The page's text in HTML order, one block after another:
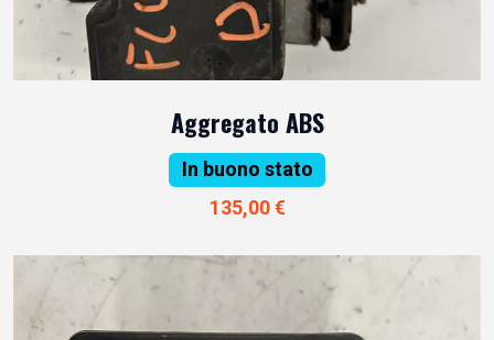
Aggregato ABS
In buono stato
135,00 €